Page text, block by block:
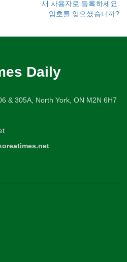
새 사용자로 등록하세요.
암호를 잊으셨습니까?
Daily
& 305A, North York, ON M2N 6H7